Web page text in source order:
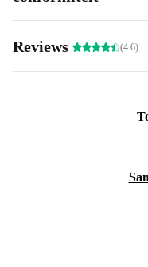
Reviews (4.6)